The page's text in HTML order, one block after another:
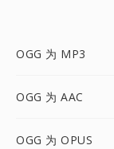
OGG 为 MP3
OGG 为 AAC
OGG 为 OPUS